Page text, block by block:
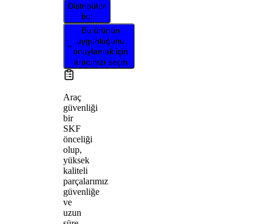
Distribütör
bul
Bu ürünün
uygunluğunu
onaylamak için
aracınızı seçin
Araç
güvenliği
bir
SKF
önceliği
olup,
yüksek
kaliteli
parçalarımız
güvenliğe
ve
uzun